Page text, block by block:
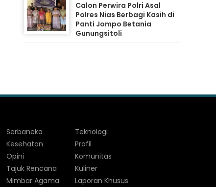
Calon Perwira Polri Asal
Polres Nias Berbagi Kasih di
Panti Jompo Betania
Gunungsitoli
Serbaneka
Kesehatan
Opini
Tajuk Rencana
Mimbar Agama
Teknologi
Profil
Komunitas
Kuliner
Laporan Khusus